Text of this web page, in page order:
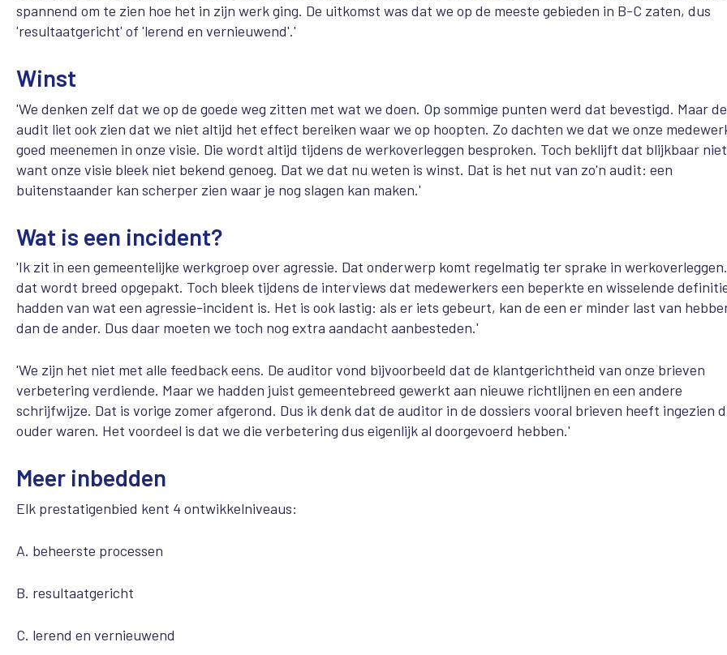
spannend om te zien hoe het in zijn werk ging. De uitkomst was dat we op de meeste gebieden in B-C zaten, dus
'resultaatgericht' of 'lerend en vernieuwend'.'
Winst
'We denken zelf dat we op de goede weg zitten met wat we doen. Op sommige punten werd dat bevestigd. Maar de
audit liet ook zien dat we niet altijd het effect bereiken waar we op hoopten. Zo dachten we dat we onze
goed meenemen in onze visie. Die wordt altijd tijdens de werkoverleggen besproken. Toch beklijft dat blijkbaar
want onze visie bleek niet bekend genoeg. Dat we dat nu weten is winst. Dat is het nut van zo'n audit: een
buitenstaander kan scherper zien waar je nog slagen kan maken.'
Wat is een incident?
'Ik zit in een gemeentelijke werkgroep over agressie. Dat onderwerp komt regelmatig ter sprake in
dat wordt breed opgepakt. Toch bleek tijdens de interviews dat medewerkers een beperkte en wisselende
hadden van wat een agressie-incident is. Het is ook lastig: als er iets gebeurt, kan de een er minder last van
dan de ander. Dus daar moeten we toch nog extra aandacht aanbesteden.'
'We zijn het niet met alle feedback eens. De auditor vond bijvoorbeeld dat de klantgerichtheid van onze brieven
verbetering verdiende. Maar we hadden juist gemeentebreed gewerkt aan nieuwe richtlijnen en een andere
schrijfwijze. Dat is vorige zomer afgerond. Dus ik denk dat de auditor in de dossiers vooral brieven heeft ingezien
ouder waren. Het voordeel is dat we die verbetering dus eigenlijk al doorgevoerd hebben.'
Meer inbedden
Elk prestatigenbied kent 4 ontwikkelniveaus:
A. beheerste processen
B. resultaatgericht
C. lerend en vernieuwend